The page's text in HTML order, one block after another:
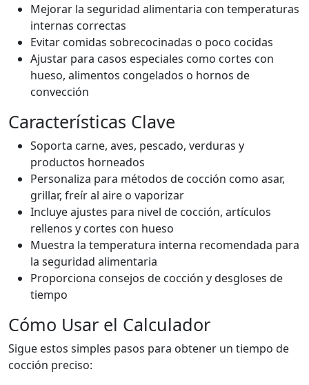
Mejorar la seguridad alimentaria con temperaturas
internas correctas
Evitar comidas sobrecocinadas o poco cocidas
Ajustar para casos especiales como cortes con
hueso, alimentos congelados o hornos de
convección
Características Clave
Soporta carne, aves, pescado, verduras y
productos horneados
Personaliza para métodos de cocción como asar,
grillar, freír al aire o vaporizar
Incluye ajustes para nivel de cocción, artículos
rellenos y cortes con hueso
Muestra la temperatura interna recomendada para
la seguridad alimentaria
Proporciona consejos de cocción y desgloses de
tiempo
Cómo Usar el Calculador
Sigue estos simples pasos para obtener un tiempo de
cocción preciso: